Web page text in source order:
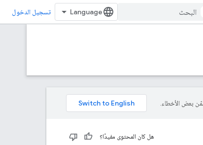
تسجيل الدخول
هل كان المحتوى مفيدًا؟